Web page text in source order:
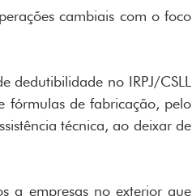
cambiais com o foco
no IRPJ/CSLL
fórmulas de fabricação, pelo
técnica, ao deixar de
a empresas no exterior que